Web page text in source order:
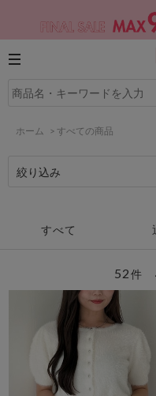
ホーム > すべての商品
絞り込み
すべて
52件